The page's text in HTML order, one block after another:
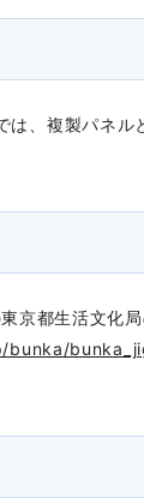
、複製パネル
京都生活文化